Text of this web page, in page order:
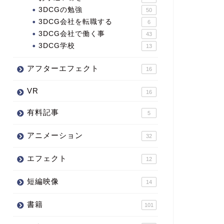
3DCGの勉強 50
3DCG会社を転職する 6
3DCG会社で働く事 43
3DCG学校 13
アフターエフェクト 16
VR 16
有料記事 5
アニメーション 32
エフェクト 12
短編映像 14
書籍 101